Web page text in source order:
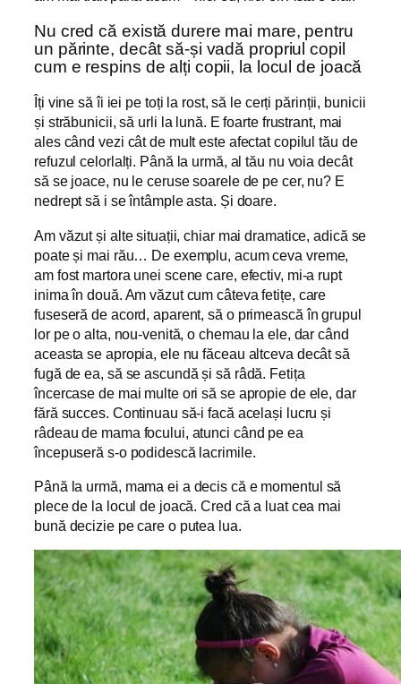
Nu cred că există durere mai mare, pentru
un părinte, decât să-și vadă propriul copil
cum e respins de alți copii, la locul de joacă
Îți vine să îi iei pe toți la rost, să le cerți părinții, bunicii
și străbunicii, să urli la lună. E foarte frustrant, mai
ales când vezi cât de mult este afectat copilul tău de
refuzul celorlalți. Până la urmă, al tău nu voia decât
să se joace, nu le ceruse soarele de pe cer, nu? E
nedrept să i se întâmple asta. Și doare.
Am văzut și alte situații, chiar mai dramatice, adică se
poate și mai rău… De exemplu, acum ceva vreme,
am fost martora unei scene care, efectiv, mi-a rupt
inima în două. Am văzut cum câteva fetițe, care
fuseseră de acord, aparent, să o primească în grupul
lor pe o alta, nou-venită, o chemau la ele, dar când
aceasta se apropia, ele nu făceau altceva decât să
fugă de ea, să se ascundă și să râdă. Fetița
încercase de mai multe ori să se apropie de ele, dar
fără succes. Continuau să-i facă același lucru și
râdeau de mama focului, atunci când pe ea
începuseră s-o podidescă lacrimile.
Până la urmă, mama ei a decis că e momentul să
plece de la locul de joacă. Cred că a luat cea mai
bună decizie pe care o putea lua.